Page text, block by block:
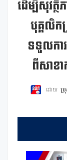
ដើម្បីសុវត្
បុគ្គលិក
ទទួលកា
ពីសាខ
ដោយ ប្